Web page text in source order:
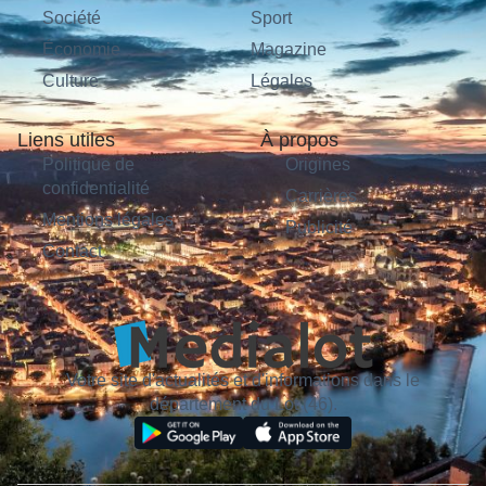
Société
Économie
Culture
Sport
Magazine
Légales
Liens utiles
Politique de
confidentialité
Mentions légales
Contact
À propos
Origines
Carrières
Publicité
Votre site d'actualités et d'informations dans le
département du Lot (46).